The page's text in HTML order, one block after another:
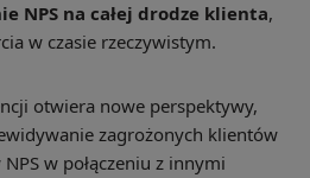
NPS na całej drodze klienta,
w czasie rzeczywistym.
otwiera nowe perspektywy,
zagrożonych klientów
w połączeniu z innymi